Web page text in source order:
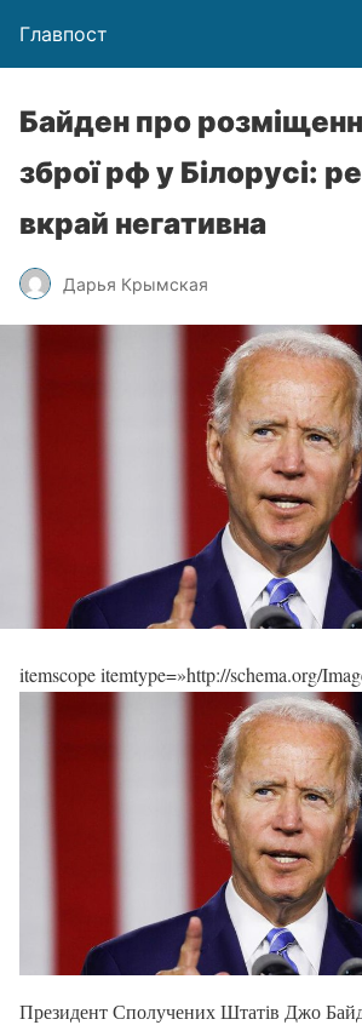
Главпост
Байден про
зброї рф у Білорусі:
вкрай негативна
Дарья Крымская
itemscope itemtype=»http://schema.org/
Президент Сполучених Штатів Джо